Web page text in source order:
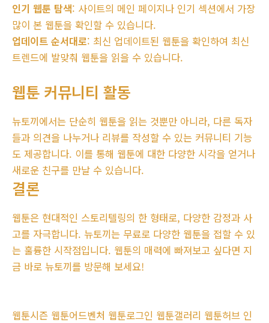
인기 웹툰 탐색: 사이트의 메인 페이지나 인기 섹션에서 가장
많이 본 웹툰을 확인할 수 있습니다.
업데이트 순서대로: 최신 업데이트된 웹툰을 확인하여 최신
트렌드에 발맞춰 웹툰을 읽을 수 있습니다.
웹툰 커뮤니티 활동
뉴토끼에서는 단순히 웹툰을 읽는 것뿐만 아니라, 다른 독자
들과 의견을 나누거나 리뷰를 작성할 수 있는 커뮤니티 기능
도 제공합니다. 이를 통해 웹툰에 대한 다양한 시각을 얻거나
새로운 친구를 만날 수 있습니다.
결론
웹툰은 현대적인 스토리텔링의 한 형태로, 다양한 감정과 사
고를 자극합니다. 뉴토끼는 무료로 다양한 웹툰을 접할 수 있
는 훌륭한 시작점입니다. 웹툰의 매력에 빠져보고 싶다면 지
금 바로 뉴토끼를 방문해 보세요!
웹툰시즌 웹툰어드벤처 웹툰로그인 웹툰갤러리 웹툰허브 인